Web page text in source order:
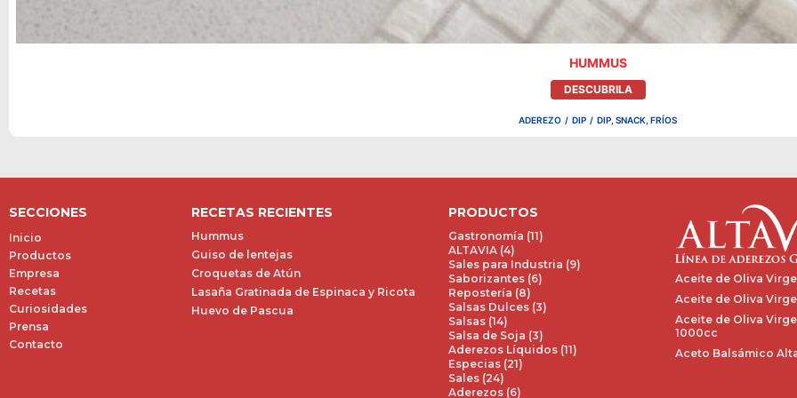
HUMMUS
DESCUBRILA
ADEREZO / DIP / DIP, SNACK, FRÍOS
SECCIONES
Inicio
Productos
Empresa
Recetas
Curiosidades
Prensa
Contacto
RECETAS RECIENTES
Hummus
Guiso de lentejas
Croquetas de Atún
Lasaña Gratinada de Espinaca y Ricota
Huevo de Pascua
PRODUCTOS
Gastronomía (11)
ALTAVIA (4)
Sales para Industria (9)
Saborizantes (6)
Repostería (8)
Salsas Dulces (3)
Salsas (14)
Salsa de Soja (3)
Aderezos Líquidos (11)
Especias (21)
Sales (24)
Aderezos (6)
Aceite de Oliva
Aceite de Oliva
Aceite de Oliva
1000cc
Aceto Balsámico